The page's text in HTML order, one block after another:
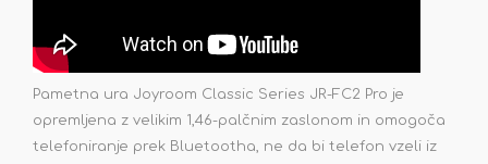
Pametna ura Joyroom Classic Series JR-FC2 Pro je
opremljena z velikim 1,46-palčnim zaslonom in omogoča
telefoniranje prek Bluetootha, ne da bi telefon vzeli iz